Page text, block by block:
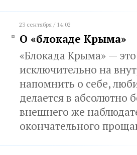
23 сентября / 14:02
О «блокаде Крыма»
«Блокада Крыма» —
исключительно на
напомнить о себе,
делается в абсолютно
внешнего же
окончательного